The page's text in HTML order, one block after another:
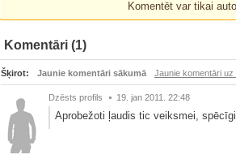
Komentēt var tikai
Komentāri (1)
Šķirot: Jaunie komentāri sākumā Jaunie komentāri uz
Dzēsts profils 19. jan 2011. 22:48
Aprobežoti ļaudis tic veiksmei,